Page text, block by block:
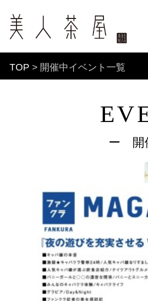
TOP > 開催中イベント一覧
ー 開